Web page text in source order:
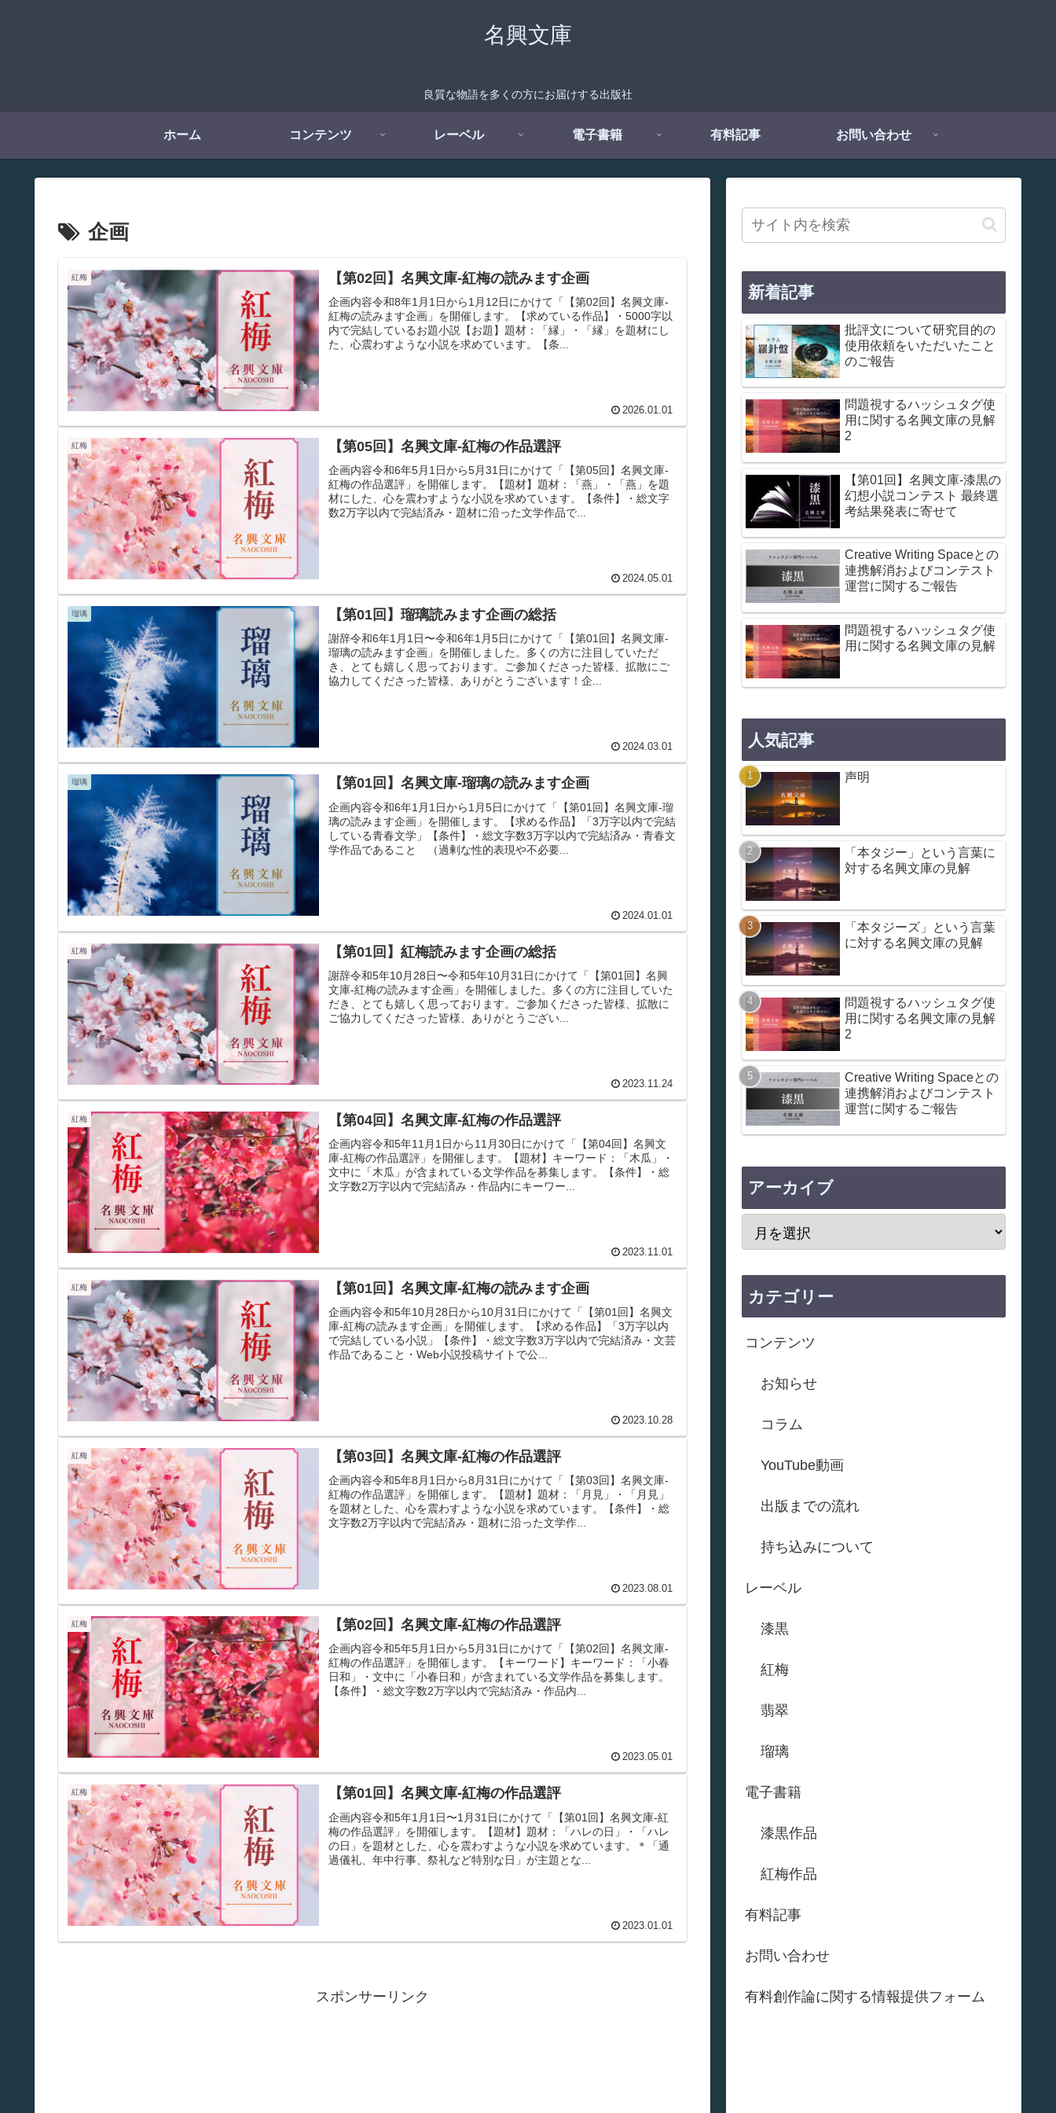
名興文庫
良質な物語を多くの方にお届けする出版社
ホーム コンテンツ レーベル 電子書籍 有料記事 お問い合わせ
企画
紅梅 【第02回】名興文庫-紅梅の読みます企画
企画内容令和8年1月1日から1月12日にかけて「【第02回】名興文庫-
紅梅の読みます企画」を開催します。【求めている作品】・5000字以
内で完結しているお題小説【お題】題材：「縁」・「縁」を題材にし
た、心震わすような小説を求めています。【条...
2026.01.01
紅梅 【第05回】名興文庫-紅梅の作品選評
企画内容令和6年5月1日から5月31日にかけて「【第05回】名興文庫-
紅梅の作品選評」を開催します。【題材】題材：「燕」・「燕」を題
材にした、心を震わすような小説を求めています。【条件】・総文字
数2万字以内で完結済み・題材に沿った文学作品で...
2024.05.01
瑠璃 【第01回】瑠璃読みます企画の総括
謝辞令和6年1月1日〜令和6年1月5日にかけて「【第01回】名興文庫-
瑠璃の読みます企画」を開催しました。多くの方に注目していただ
き、とても嬉しく思っております。ご参加くださった皆様、拡散にご
協力してくださった皆様、ありがとうございます！企...
2024.03.01
瑠璃 【第01回】名興文庫-瑠璃の読みます企画
企画内容令和6年1月1日から1月5日にかけて「【第01回】名興文庫-瑠
璃の読みます企画」を開催します。【求める作品】「3万字以内で完結
している青春文学」【条件】・総文字数3万字以内で完結済み・青春文
学作品であること （過剰な性的表現や不必要...
2024.01.01
紅梅 【第01回】紅梅読みます企画の総括
謝辞令和5年10月28日〜令和5年10月31日にかけて「【第01回】名興
文庫-紅梅の読みます企画」を開催しました。多くの方に注目していた
だき、とても嬉しく思っております。ご参加くださった皆様、拡散に
ご協力してくださった皆様、ありがとうござい...
2023.11.24
紅梅 【第04回】名興文庫-紅梅の作品選評
企画内容令和5年11月1日から11月30日にかけて「【第04回】名興文
庫-紅梅の作品選評」を開催します。【題材】キーワード：「木瓜」・
文中に「木瓜」が含まれている文学作品を募集します。【条件】・総
文字数2万字以内で完結済み・作品内にキーワー...
2023.11.01
紅梅 【第01回】名興文庫-紅梅の読みます企画
企画内容令和5年10月28日から10月31日にかけて「【第01回】名興文
庫-紅梅の読みます企画」を開催します。【求める作品】「3万字以内
で完結している小説」【条件】・総文字数3万字以内で完結済み・文芸
作品であること・Web小説投稿サイトで公...
2023.10.28
紅梅 【第03回】名興文庫-紅梅の作品選評
企画内容令和5年8月1日から8月31日にかけて「【第03回】名興文庫-
紅梅の作品選評」を開催します。【題材】題材：「月見」・「月見」
を題材とした、心を震わすような小説を求めています。【条件】・総
文字数2万字以内で完結済み・題材に沿った文学作...
2023.08.01
紅梅 【第02回】名興文庫-紅梅の作品選評
企画内容令和5年5月1日から5月31日にかけて「【第02回】名興文庫-
紅梅の作品選評」を開催します。【キーワード】キーワード：「小春
日和」・文中に「小春日和」が含まれている文学作品を募集します。
【条件】・総文字数2万字以内で完結済み・作品内...
2023.05.01
紅梅 【第01回】名興文庫-紅梅の作品選評
企画内容令和5年1月1日〜1月31日にかけて「【第01回】名興文庫-紅
梅の作品選評」を開催します。【題材】題材：「ハレの日」・「ハレ
の日」を題材とした、心を震わすような小説を求めています。＊「通
過儀礼、年中行事、祭礼など特別な日」が主題とな...
2023.01.01
スポンサーリンク
新着記事
批評文について研究目的の
使用依頼をいただいたこと
のご報告
問題視するハッシュタグ使
用に関する名興文庫の見解
2
【第01回】名興文庫-漆黒の
幻想小説コンテスト 最終選
考結果発表に寄せて
Creative Writing Spaceとの
連携解消およびコンテスト
運営に関するご報告
問題視するハッシュタグ使
用に関する名興文庫の見解
人気記事
声明
「本タジー」という言葉に
対する名興文庫の見解
「本タジーズ」という言葉
に対する名興文庫の見解
問題視するハッシュタグ使
用に関する名興文庫の見解
2
Creative Writing Spaceとの
連携解消およびコンテスト
運営に関するご報告
アーカイブ
カテゴリー
コンテンツ
お知らせ
コラム
YouTube動画
出版までの流れ
持ち込みについて
レーベル
漆黒
紅梅
翡翠
瑠璃
電子書籍
漆黒作品
紅梅作品
有料記事
お問い合わせ
有料創作論に関する情報提供フォーム